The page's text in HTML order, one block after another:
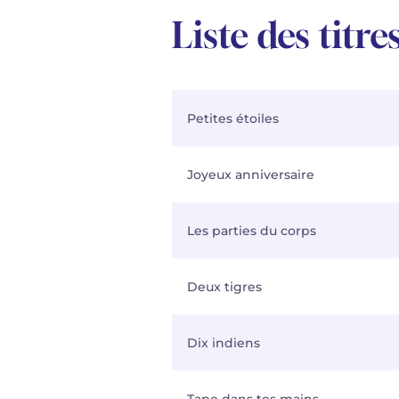
Liste des
Petites étoiles
Joyeux anniversaire
Les parties du corps
Deux tigres
Dix indiens